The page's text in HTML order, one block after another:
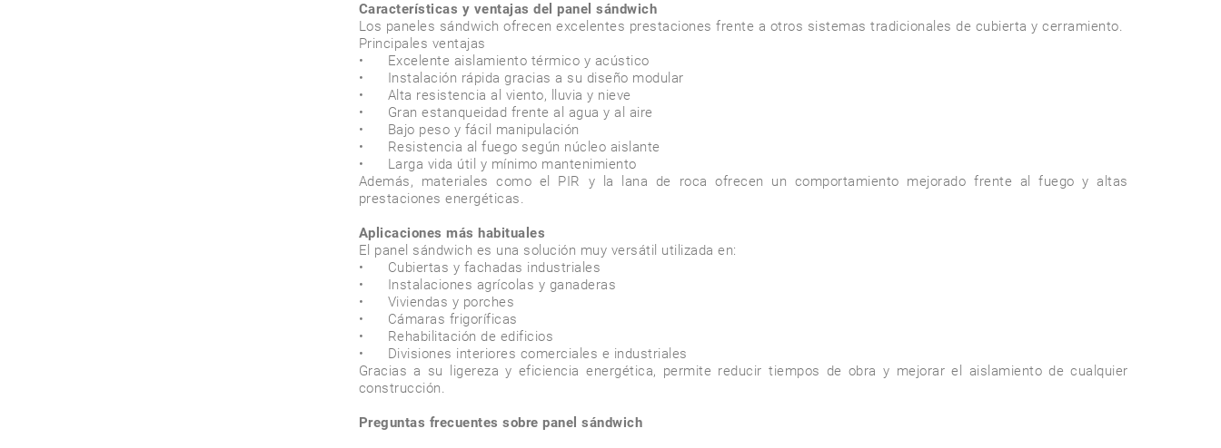
Características y ventajas del panel sándwich
Los paneles sándwich ofrecen excelentes prestaciones frente a otros sistemas tradicionales de cubierta y cerramiento.
Principales ventajas
•	Excelente aislamiento térmico y acústico
•	Instalación rápida gracias a su diseño modular
•	Alta resistencia al viento, lluvia y nieve
•	Gran estanqueidad frente al agua y al aire
•	Bajo peso y fácil manipulación
•	Resistencia al fuego según núcleo aislante
•	Larga vida útil y mínimo mantenimiento
Además, materiales como el PIR y la lana de roca ofrecen un comportamiento mejorado frente al fuego y altas
prestaciones energéticas.
Aplicaciones más habituales
El panel sándwich es una solución muy versátil utilizada en:
•	Cubiertas y fachadas industriales
•	Instalaciones agrícolas y ganaderas
•	Viviendas y porches
•	Cámaras frigoríficas
•	Rehabilitación de edificios
•	Divisiones interiores comerciales e industriales
Gracias a su ligereza y eficiencia energética, permite reducir tiempos de obra y mejorar el aislamiento de cualquier
construcción.
Preguntas frecuentes sobre panel sándwich